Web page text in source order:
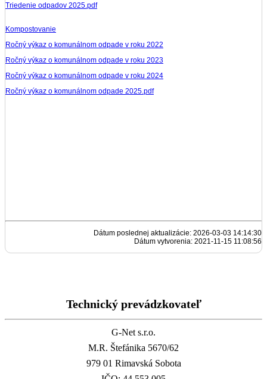
Triedenie odpadov 2025.pdf
Kompostovanie
Ročný výkaz o komunálnom odpade v roku 2022
Ročný výkaz o komunálnom odpade v roku 2023
Ročný výkaz o komunálnom odpade v roku 2024
Ročný výkaz o komunálnom odpade 2025.pdf
Dátum poslednej aktualizácie: 2026-03-03 14:14:30
Dátum vytvorenia: 2021-11-15 11:08:56
Technický prevádzkovateľ
G-Net s.r.o.
M.R. Štefánika 5670/62
979 01 Rimavská Sobota